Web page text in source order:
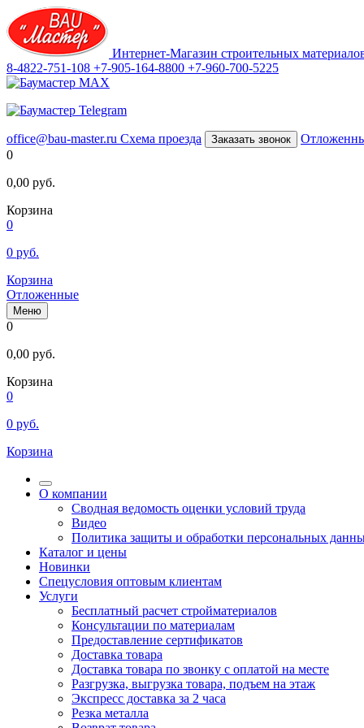
Интернет-Магазин строительных
8-4822-751-108 +7-905-164-8800 +7-960-700-5225
office@bau-master.ru Схема проезда Заказать звонок
0
0,00 руб.
Корзина
0
0 руб.
Корзина
Отложенные
Меню
0
0,00 руб.
Корзина
0
0 руб.
Корзина
О компании
Сводная ведомость оценки условий труда
Видео
Политика защиты и обработки персональных
Каталог и цены
Новинки
Спецусловия оптовым клиентам
Услуги
Бесплатный расчет стройматериалов
Консультации по материалам
Предоставление сертификатов
Доставка товара
Доставка товара по звонку с оплатой на месте
Разгрузка, выгрузка товара, подъем на этаж
Экспресс доставка за 2 часа
Резка металла